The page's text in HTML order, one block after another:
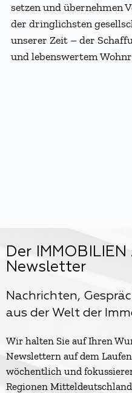
setzen und übernehmen
der dringlichsten
unserer Zeit – der
und lebenswertem
Der IMMOBILIEN
Newsletter
Nachrichten,
aus der Welt der
Wir halten Sie auf Ihren
Newslettern auf dem
wöchentlich und
Regionen